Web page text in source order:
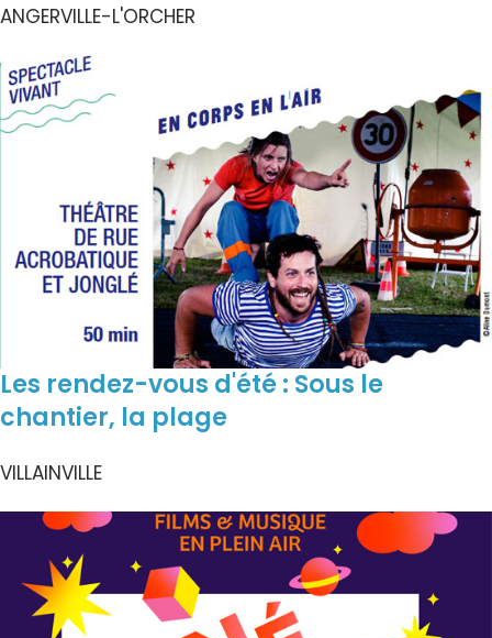
ANGERVILLE-L'ORCHER
Les rendez-vous d'été : Sous le
chantier, la plage
VILLAINVILLE